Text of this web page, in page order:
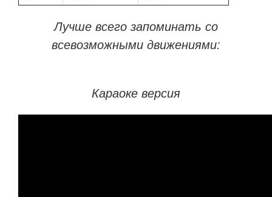
Лучше всего запоминать со
всевозможными движениями:
Караоке версия